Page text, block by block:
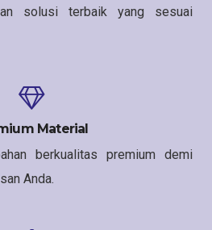
solusi terbaik yang sesuai
Material
berkualitas premium demi
Anda.